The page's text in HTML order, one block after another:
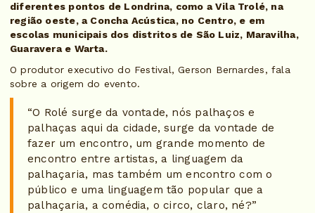
diferentes pontos de Londrina, como a Vila Trolé, na
região oeste, a Concha Acústica, no Centro, e em
escolas municipais dos distritos de São Luiz, Maravilha,
Guaravera e Warta.
O produtor executivo do Festival, Gerson Bernardes, fala
sobre a origem do evento.
“O Rolé surge da vontade, nós palhaços e
palhaças aqui da cidade, surge da vontade de
fazer um encontro, um grande momento de
encontro entre artistas, a linguagem da
palhaçaria, mas também um encontro com o
público e uma linguagem tão popular que a
palhaçaria, a comédia, o circo, claro, né?”